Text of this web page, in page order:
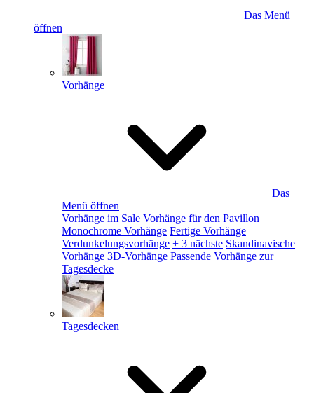
Das Menü
öffnen
Vorhänge
Das
Menü öffnen
Vorhänge im Sale Vorhänge für den Pavillon
Monochrome Vorhänge Fertige Vorhänge
Verdunkelungsvorhänge + 3 nächste Skandinavische
Vorhänge 3D-Vorhänge Passende Vorhänge zur
Tagesdecke
Tagesdecken